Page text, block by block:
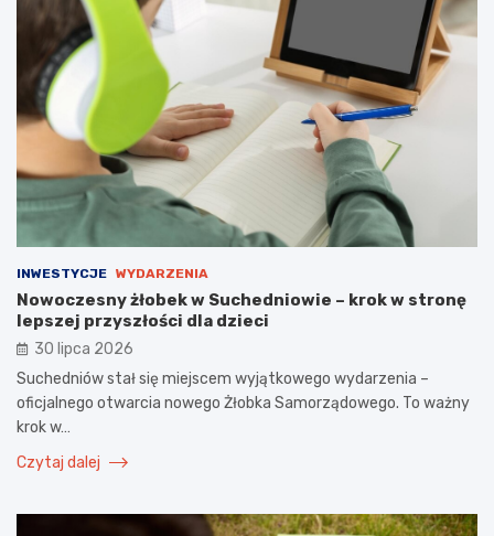
INWESTYCJE WYDARZENIA
Nowoczesny żłobek w Suchedniowie – krok w stronę
lepszej przyszłości dla dzieci
30 lipca 2026
Suchedniów stał się miejscem wyjątkowego wydarzenia –
oficjalnego otwarcia nowego Żłobka Samorządowego. To ważny
krok w…
Czytaj dalej